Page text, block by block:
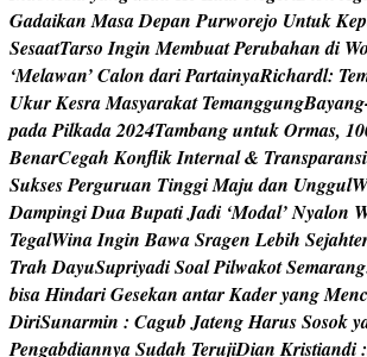
Gadaikan MasaDepan Purworejo UntukKep
SesaatTarso Ingin MembuatPerubahan di Wo
‘Melawan’Calon dariPartainyaRichardl: Te
UkurKesraMasyarakat TemanggungBayang
padaPilkada2024TambanguntukOrmas, 10
BenarCegah KonfikInternal& Transparansi
SuksesPerguruan TinggiMaju dan UnggulW
DampingiDuaBupatiJadi ‘Modal’Nyalon
TegalWinaIngin BawaSragen Lebih Sejahte
Trah DayuSupriyadiSoalPilwakotSemarang
bisaHindariGesekan antarKaderyangMenc
DiriSunarmin : Cagub JatengHarusSosoky
PengabdiannyaSudah TerujiDian Kristiandi: